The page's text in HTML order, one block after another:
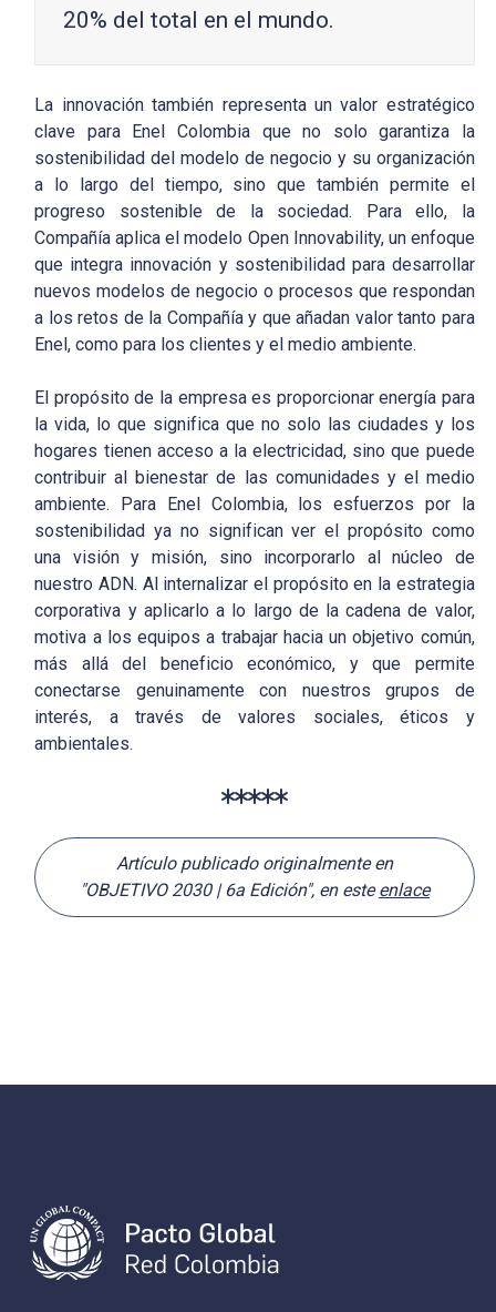
20% del total en el mundo.
La innovación también representa un valor estratégico
clave para Enel Colombia que no solo garantiza la
sostenibilidad del modelo de negocio y su organización
a lo largo del tiempo, sino que también permite el
progreso sostenible de la sociedad. Para ello, la
Compañía aplica el modelo Open Innovability, un enfoque
que integra innovación y sostenibilidad para desarrollar
nuevos modelos de negocio o procesos que respondan
a los retos de la Compañía y que añadan valor tanto para
Enel, como para los clientes y el medio ambiente.
El propósito de la empresa es proporcionar energía para
la vida, lo que significa que no solo las ciudades y los
hogares tienen acceso a la electricidad, sino que puede
contribuir al bienestar de las comunidades y el medio
ambiente. Para Enel Colombia, los esfuerzos por la
sostenibilidad ya no significan ver el propósito como
una visión y misión, sino incorporarlo al núcleo de
nuestro ADN. Al internalizar el propósito en la estrategia
corporativa y aplicarlo a lo largo de la cadena de valor,
motiva a los equipos a trabajar hacia un objetivo común,
más allá del beneficio económico, y que permite
conectarse genuinamente con nuestros grupos de
interés, a través de valores sociales, éticos y
ambientales.
Artículo publicado originalmente en
"OBJETIVO 2030 | 6a Edición", en esteenlace